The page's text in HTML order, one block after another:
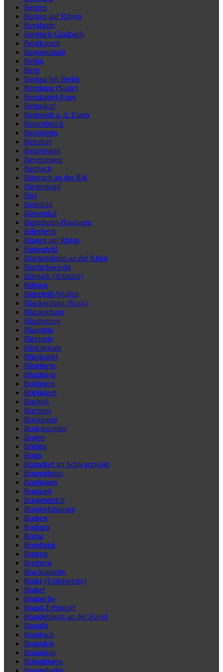
Bergen
Bergen auf Rügen
Bergheim
Bergisch Gladbach
Bergkamen
Bergneustadt
Berlin
Bern
Bernau bei Berlin
Bernburg (Saale)
Bernkastel-Kues
Bernsdorf
Bernstadt a. d. Eigen
Bersenbrück
Besigheim
Betzdorf
Betzenstein
Beverungen
Bexbach
Biberach an der Riß
Biedenkopf
Biel
Bielefeld
Biesenthal
Bietigheim-Bissingen
Billerbeck
Bingen am Rhein
Birkenfeld
Bischofsheim an der Rhön
Bischofswerda
Bismark (Altmark)
Bitburg
Bitterfeld-Wolfen
Blankenburg (Harz)
Blankenhain
Blaubeuren
Blaustein
Bleckede
Bleicherode
Blieskastel
Blomberg
Blumberg
Bobingen
Böblingen
Bocholt
Bochum
Bockenem
Bodenwerder
Bogen
Böhlen
Bonn
Bonndorf im Schwarzwald
Bönnigheim
Bopfingen
Boppard
Borgentreich
Borgholzhausen
Borken
Borkum
Borna
Bornheim
Bottrop
Boxberg
Brackenheim
Brake (Unterweser)
Brakel
Bramsche
Brand-Erbisdorf
Brandenburg an der Havel
Brandis
Braubach
Braunfels
Braunlage
Bräunlingen